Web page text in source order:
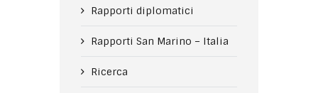
Rapporti diplomatici
Rapporti San Marino – Italia
Ricerca